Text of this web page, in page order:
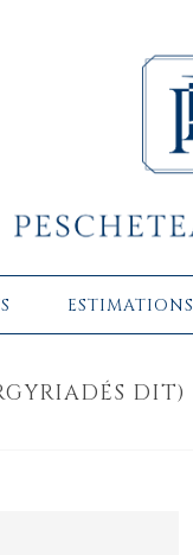
ESTIMATIONS
DIT)